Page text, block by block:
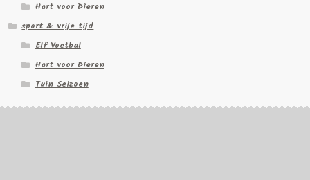
Hart voor Dieren
sport & vrije tijd
Elf Voetbal
Hart voor Dieren
Tuin Seizoen